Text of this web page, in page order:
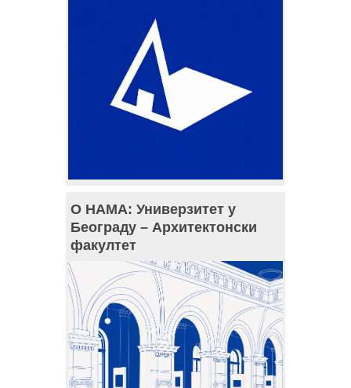
О НАМА: Универзитет у
Београду – Архитектонски
факултет